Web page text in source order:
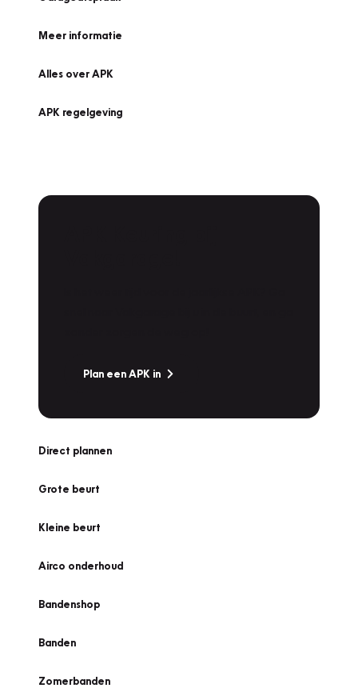
Meer informatie
Alles over APK
APK regelgeving
Plan een APK in
Direct plannen
Grote beurt
Kleine beurt
Airco onderhoud
Bandenshop
Banden
Zomerbanden